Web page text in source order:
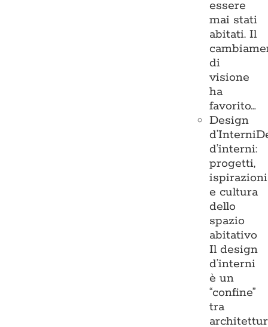
essere
mai stati
abitati. Il
di
visione
ha
favorito…
Design
d’Interni
d’interni:
progetti,
ispirazioni
e cultura
dello
spazio
abitativo
Il design
d’interni
è un
“confine”
tra